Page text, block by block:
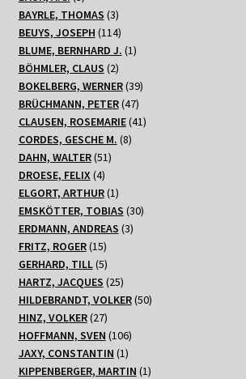
Produkte
BAYRLE, THOMAS 33
Produkte
BEUYS, JOSEPH 114114
Produkte
BLUME, BERNHARD J. 11
BÖHMLER, CLAUS 22
Produkte
BOKELBERG, WERNER 3939
BRÜCHMANN, PETER 4747
Produkte
CLAUSEN, ROSEMARIE 4141
CORDES, GESCHE M. 88
DAHN, WALTER 5151
DROESE, FELIX 44
Produkte
ELGORT, ARTHUR 11
Produkt
EMSKÖTTER, TOBIAS 3030
ERDMANN, ANDREAS 33
FRITZ, ROGER 1515
Produkte
GERHARD, TILL 55
Produkte
HARTZ, JACQUES 2525
Produkte
HILDEBRANDT, VOLKER 5050
HINZ, VOLKER 2727
Produkte
HOFFMANN, SVEN 106106
Produkte
JAXY, CONSTANTIN 11
Produkt
KIPPENBERGER, MARTIN 11